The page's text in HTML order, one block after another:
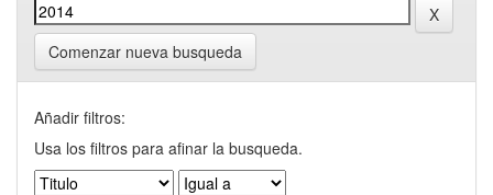
Comenzar nueva busqueda
Añadir filtros:
Usa los filtros para afinar la busqueda.